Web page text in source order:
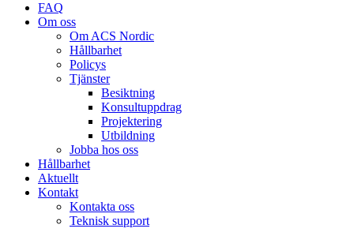
FAQ
Om oss
Om ACS Nordic
Hållbarhet
Policys
Tjänster
Besiktning
Konsultuppdrag
Projektering
Utbildning
Jobba hos oss
Hållbarhet
Aktuellt
Kontakt
Kontakta oss
Teknisk support